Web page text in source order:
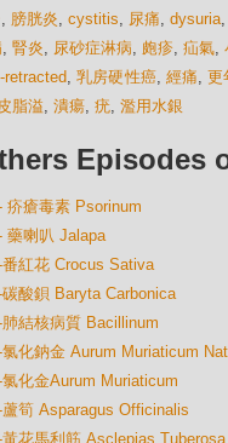
, 膀胱炎, cystitis, 尿痛,dysuria
, 腎炎, 尿砂症淋病, 皰疹,疝氣,
retracted,乳房硬性癌, 經痛,更
脂溢, 潰瘍, 疣, 濫用水銀
Episodes
疥瘡毒素 Psorinum
藥喇叭 Jalapa
番紅花 Crocus Sativa
酸鋇 Baryta Carbonica
結核病質 Bacillinum
化鈉金 Aurum Muriaticum
化金Aurum Muriaticum
筍 Asparagus Officinalis
花馬利筋 Asclepias Tuberosa